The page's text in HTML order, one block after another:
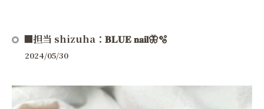
■担当 shizuha：𝐁𝐋𝐔𝐄 𝐧𝐚𝐢𝐥🦋🫧
2024/05/30